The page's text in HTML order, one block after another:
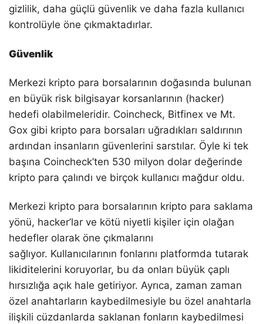
gizlilik, daha güçlü güvenlik ve daha fazla kullanıcı
kontrolüyle öne çıkmaktadırlar.
Güvenlik
Merkezi kripto para borsalarının doğasında bulunan
en büyük risk bilgisayar korsanlarının (hacker)
hedefi olabilmeleridir. Coincheck, Bitfinex ve Mt.
Gox gibi kripto para borsaları uğradıkları saldırının
ardından insanların güvenlerini sarstılar. Öyle ki tek
başına Coincheck’ten 530 milyon dolar değerinde
kripto para çalındı ve birçok kullanıcı mağdur oldu.
Merkezi kripto para borsalarının kripto para saklama
yönü, hacker’lar ve kötü niyetli kişiler için olağan
hedefler olarak öne çıkmalarını
sağlıyor. Kullanıcılarının fonlarını platformda tutarak
likiditelerini koruyorlar, bu da onları büyük çaplı
hırsızlığa açık hale getiriyor. Ayrıca, zaman zaman
özel anahtarların kaybedilmesiyle bu özel anahtarla
ilişkili cüzdanlarda saklanan fonların kaybedilmesi